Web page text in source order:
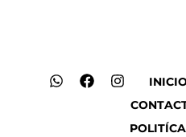
W
F
I